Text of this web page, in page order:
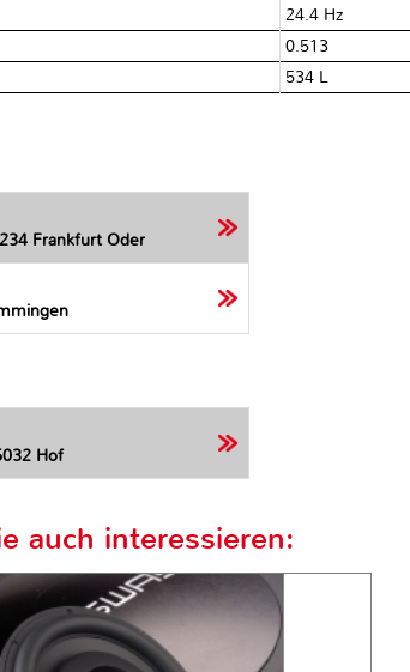
24.4 Hz
0.513
534 L
Frankfurt Oder
Hof
auch interessieren: